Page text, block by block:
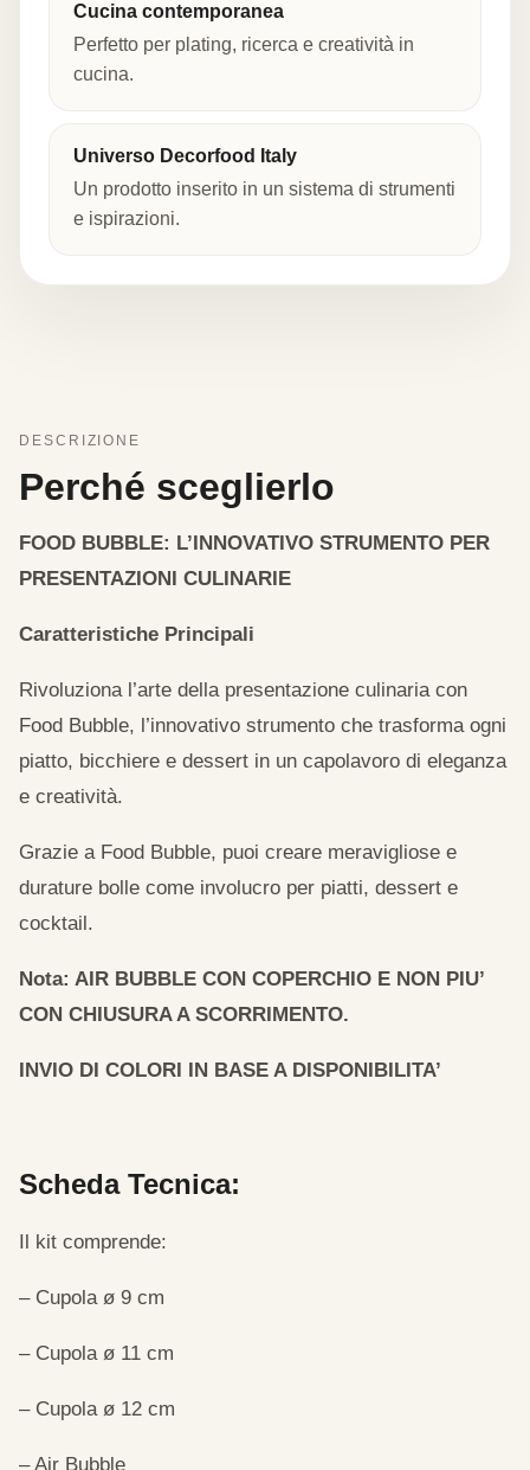
Cucina contemporanea
Perfetto per plating, ricerca e creatività in
cucina.
Universo Decorfood Italy
Un prodotto inserito in un sistema di strumenti
e ispirazioni.
DESCRIZIONE
Perché sceglierlo
FOOD BUBBLE: L’INNOVATIVO STRUMENTO PER
PRESENTAZIONI CULINARIE
Caratteristiche Principali
Rivoluziona l’arte della presentazione culinaria con
Food Bubble, l’innovativo strumento che trasforma ogni
piatto, bicchiere e dessert in un capolavoro di eleganza
e creatività.
Grazie a Food Bubble, puoi creare meravigliose e
durature bolle come involucro per piatti, dessert e
cocktail.
Nota: AIR BUBBLE CON COPERCHIO E NON PIU’
CON CHIUSURA A SCORRIMENTO.
INVIO DI COLORI IN BASE A DISPONIBILITA’
Scheda Tecnica:
Il kit comprende:
– Cupola ø 9 cm
– Cupola ø 11 cm
– Cupola ø 12 cm
– Air Bubble